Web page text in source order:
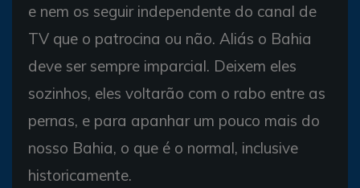
e nem os seguir independente do canal de
TV que o patrocina ou não. Aliás o Bahia
deve ser sempre imparcial. Deixem eles
sozinhos, eles voltarão com o rabo entre as
pernas, e para apanhar um pouco mais do
nosso Bahia, o que é o normal, inclusive
historicamente.